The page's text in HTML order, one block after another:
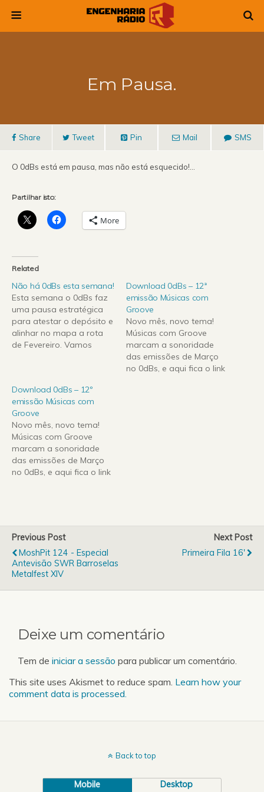
Em Pausa.
Share Tweet Pin Mail SMS
O 0dBs está em pausa, mas não está esquecido!…
Partilhar isto:
More
Related
Não há 0dBs esta semana!
Esta semana o 0dBs faz
uma pausa estratégica
para atestar o depósito e
alinhar no mapa a rota
de Fevereiro. Vamos
emissões dia 8! Até lá!
Download 0dBs – 12ª
emissão Músicas com
Groove
Novo mês, novo tema!
Músicas com Groove
marcam a sonoridade
das emissões de Março
no 0dBs, e aqui fica o link
Download 0dBs – 12º
emissão Músicas com
Groove
Novo mês, novo tema!
Músicas com Groove
marcam a sonoridade
das emissões de Março
no 0dBs, e aqui fica o link
0dbs@engenhariaradio.pt
as vossas sugestões de
temas para os próximos
meses! Até para…
Previous Post
MoshPit 124 - Especial
Antevisão SWR Barroselas
Metalfest XIV
Next Post
Primeira Fila 16'
Deixe um comentário
Tem de iniciar a sessão para publicar um comentário.
This site uses Akismet to reduce spam. Learn how your
comment data is processed.
Back to top
Mobile Desktop